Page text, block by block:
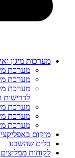
מערכות מיגון
מערכת
מערכת
מערכת
לדרישות
מערכת
מערכת
מערכת
מיקום
כלים שהשבנו
לקוחות ממליצים